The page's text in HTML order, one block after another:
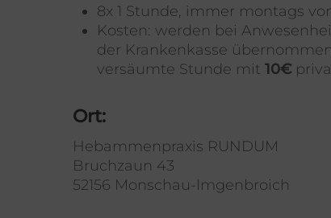
8x 1 Stunde, immer montags
Kosten: werden bei
der Krankenkasse
versäumte Stunde mit 10€
Ort:
Hebammenpraxis RUNDUM
Bruchzaun 43
52156 Monschau-Imgenbroich